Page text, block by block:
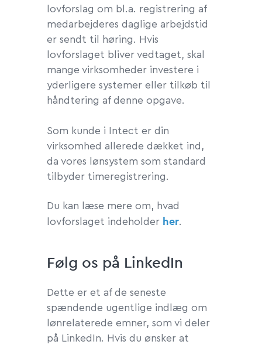
lovforslag om bl.a. registrering af
medarbejderes daglige arbejdstid
er sendt til høring. Hvis
lovforslaget bliver vedtaget, skal
mange virksomheder investere i
yderligere systemer eller tilkøb til
håndtering af denne opgave.
Som kunde i Intect er din
virksomhed allerede dækket ind,
da vores lønsystem som standard
tilbyder timeregistrering.
Du kan læse mere om, hvad
lovforslaget indeholder her.
Følg os på LinkedIn
Dette er et af de seneste
spændende ugentlige indlæg om
lønrelaterede emner, som vi deler
på LinkedIn. Hvis du ønsker at